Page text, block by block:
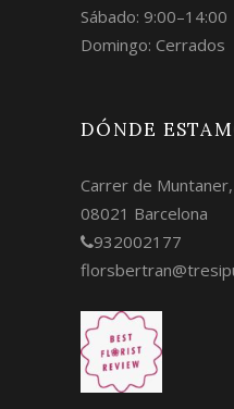
Sábado: 9:00–14:00
Domingo: Cerrados
DÓNDE
Carrer de
08021 Barcelona
932002177